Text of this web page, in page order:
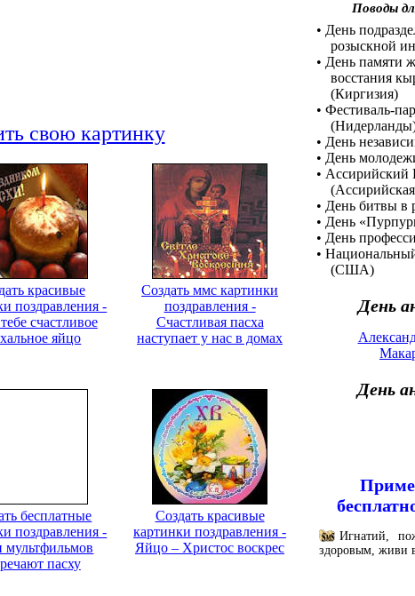
свою картинку
красивые
поздравления -
счастливое
яйцо
Создать ммс картинки
поздравления -
Счастливая пасха
наступает у нас в домах
бесплатные
поздравления -
мультфильмов
пасху
Создать красивые
картинки поздравления -
Яйцо – Христос воскрес
Поводы
• День
розыскной
• День памяти
восстания
(Киргизия)
• Фестиваль-
• День
• День
• Ассирийский
• День битвы в
• День
• День
•
(США)
День
День
Игнатий,
здоровым, живи в